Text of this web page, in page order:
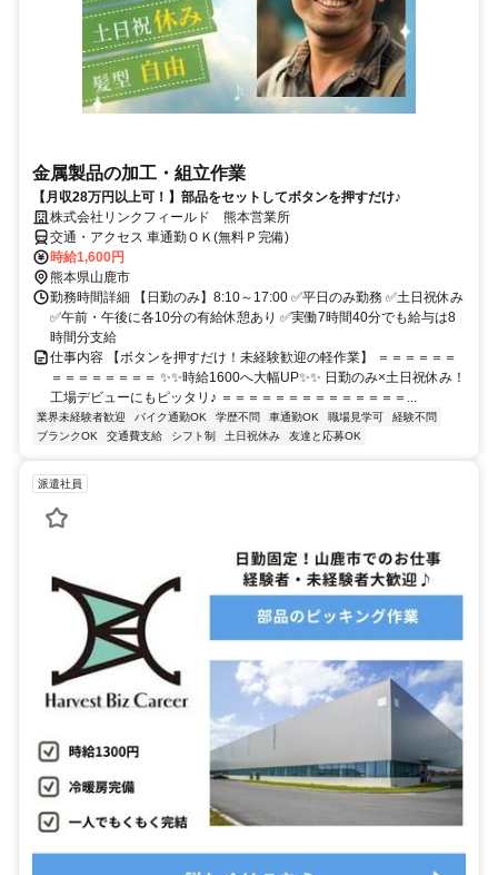
金属製品の加工・組立作業
【月収28万円以上可！】部品をセットしてボタンを押すだけ♪
株式会社リンクフィールド 熊本営業所
交通・アクセス 車通勤ＯＫ(無料Ｐ完備)
時給1,600円
熊本県山鹿市
勤務時間詳細 【日勤のみ】8:10～17:00 ✅平日のみ勤務 ✅土日祝休み
✅午前・午後に各10分の有給休憩あり ✅実働7時間40分でも給与は8
時間分支給
仕事内容 【ボタンを押すだけ！未経験歓迎の軽作業】 ＝＝＝＝＝＝
＝＝＝＝＝＝＝＝ ✨✨時給1600へ大幅UP✨✨ 日勤のみ×土日祝休み！
工場デビューにもピッタリ♪ ＝＝＝＝＝＝＝＝＝＝＝＝＝＝...
業界未経験者歓迎 バイク通勤OK 学歴不問 車通勤OK 職場見学可
経験不問
ブランクOK
交通費支給 シフト制 土日祝休み 友達と応募OK
派遣社員